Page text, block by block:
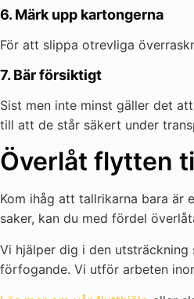
6. Märk upp kartongerna
För att slippa otrevliga
7. Bär försiktigt
Sist men inte minst gäller det
till att de står säkert under
Överlåt flytten
Kom ihåg att tallrikarna bara är
saker, kan du med fördel
Vi hjälper dig i den
förfogande. Vi utför arbeten